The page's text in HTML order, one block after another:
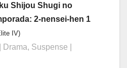
Shijou Shugi no
2-nensei-hen 1
IV)
| Drama, Suspense |